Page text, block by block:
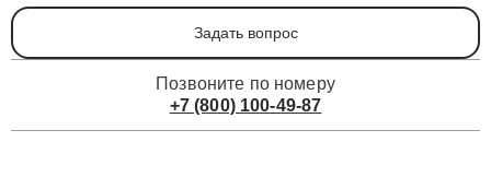
Задать вопрос
Позвоните по номеру
+7 (800) 100-49-87